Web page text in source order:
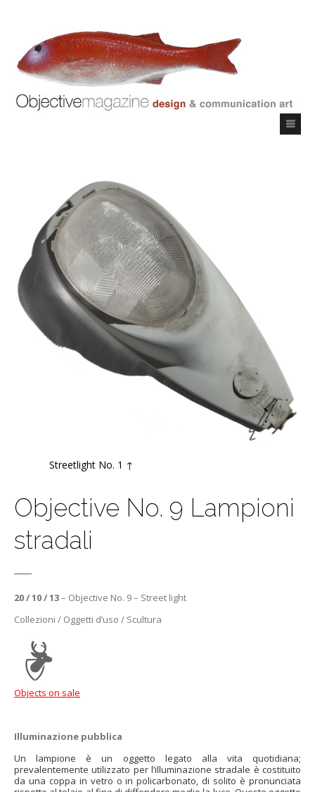
Streetlight No. 1 ↑
Objective No. 9 Lampioni
stradali
20 / 10 / 13– Objective No. 9 – Street light
Collezioni / Oggetti d’uso / Scultura
Objects on sale
Illuminazione pubblica
Un lampione è un oggetto legato alla vita quotidiana;
prevalentemente utilizzato per l’illuminazione stradale è costituito
da una coppa in vetro o in policarbonato, di solito è pronunciata